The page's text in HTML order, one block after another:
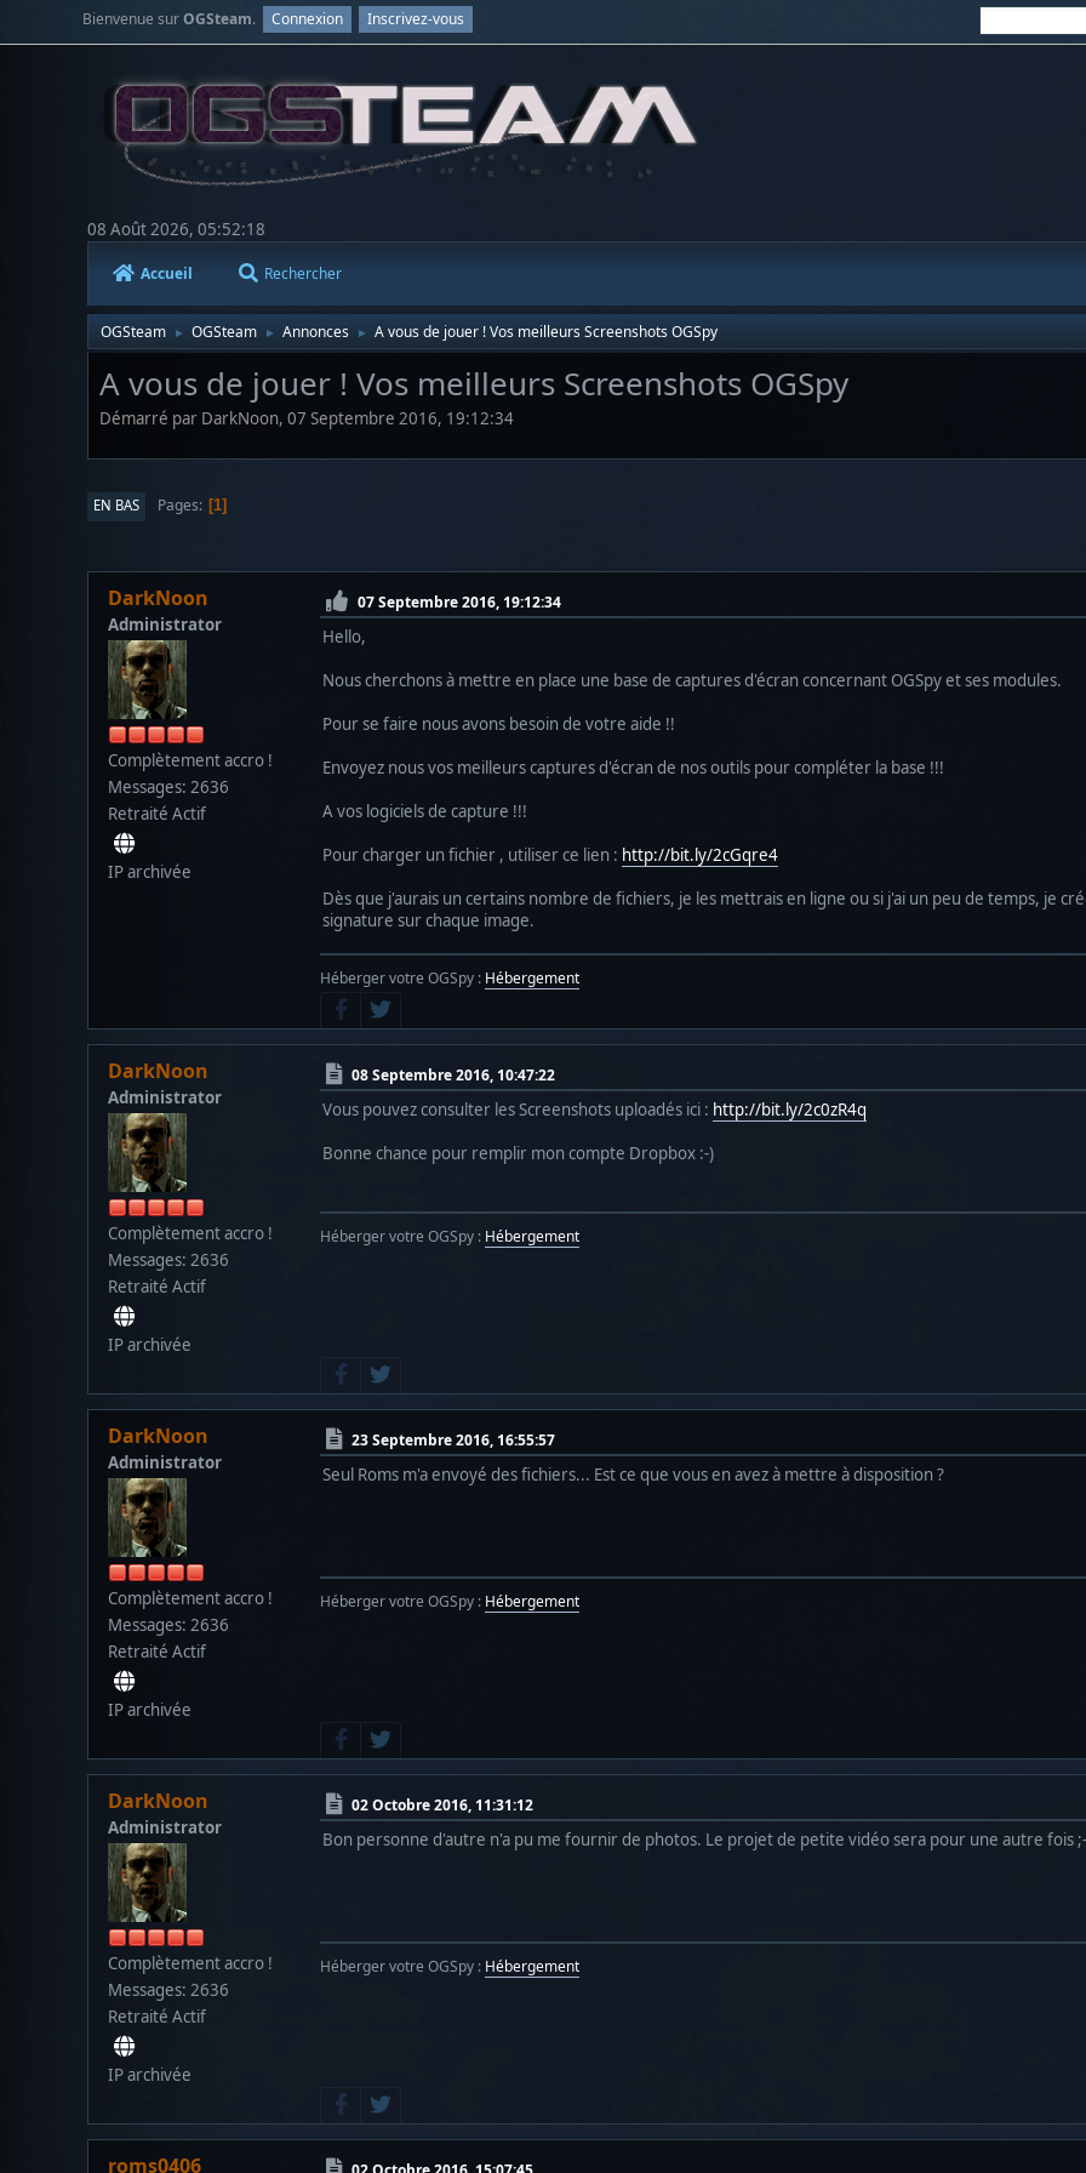
Bienvenue surOGSteam. Connexion Inscrivez-vous
08 Août 2026, 05:52:18
Accueil Rechercher
OGSteam ► OGSteam ► Annonces ► A vous de jouer ! Vos meilleurs Screenshots OGSpy
A vous de jouer ! Vos meilleurs Screenshots OGSpy
Démarré par DarkNoon, 07 Septembre 2016, 19:12:34
EN BAS Pages 1
DarkNoon
Administrator
Complètement accro !
Messages: 2636
Retraité Actif
IP archivée
07 Septembre 2016, 19:12:34
Hello,
Nous cherchons à mettre en place une base de captures d'écran concernant OGSpy et ses modules.
Pour se faire nous avons besoin de votre aide !!
Envoyez nous vos meilleurs captures d'écran de nos outils pour compléter la base !!!
A vos logiciels de capture !!!
Pour charger un fichier , utiliser ce lien : http://bit.ly/2cGqre4
Dès que j'aurais un certains nombre de fichiers, je les mettrais en ligne ou si j'ai un peu de temps, je
signature sur chaque image.
Héberger votre OGSpy : Hébergement
DarkNoon
Administrator
Complètement accro !
Messages: 2636
Retraité Actif
IP archivée
08 Septembre 2016, 10:47:22
Vous pouvez consulter les Screenshots uploadés ici : http://bit.ly/2c0zR4q
Bonne chance pour remplir mon compte Dropbox :-)
Héberger votre OGSpy : Hébergement
DarkNoon
Administrator
Complètement accro !
Messages: 2636
Retraité Actif
IP archivée
23 Septembre 2016, 16:55:57
Seul Roms m'a envoyé des fichiers... Est ce que vous en avez à mettre à disposition ?
Héberger votre OGSpy : Hébergement
DarkNoon
Administrator
Complètement accro !
Messages: 2636
Retraité Actif
IP archivée
02 Octobre 2016, 11:31:12
Bon personne d'autre n'a pu me fournir de photos. Le projet de petite vidéo sera pour une autre fois
Héberger votre OGSpy : Hébergement
roms0406